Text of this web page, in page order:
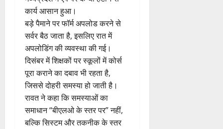
कार्य आसान हुआ।
बड़े पैमाने पर फॉर्म अपलोड करने से
सर्वर बैठ जाता है, इसलिए रात में
अपलोडिंग की व्यवस्था की गई।
दिसंबर में शिक्षकों पर स्कूलों में कोर्स
पूरा कराने का दबाव भी रहता है,
जिससे दोहरी समस्या हो जाती है।
रावत ने कहा कि समस्याओं का
समाधान “बीएलओ के स्तर पर” नहीं,
बल्कि सिस्टम और तकनीक के स्तर